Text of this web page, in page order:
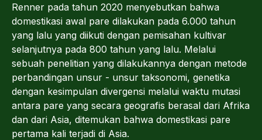
Renner pada tahun 2020 menyebutkan bahwa
domestikasi awal pare dilakukan pada 6.000 tahun
yang lalu yang diikuti dengan pemisahan kultivar
selanjutnya pada 800 tahun yang lalu. Melalui
sebuah penelitian yang dilakukannya dengan metode
perbandingan unsur - unsur taksonomi, genetika
dengan kesimpulan divergensi melalui waktu mutasi
antara pare yang secara geografis berasal dari Afrika
dan dari Asia, ditemukan bahwa domestikasi pare
pertama kali terjadi di Asia.